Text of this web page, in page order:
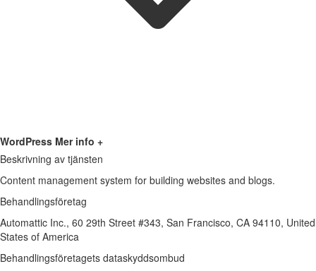
WordPress Mer info +
Beskrivning av tjänsten
Content management system for building websites and blogs.
Behandlingsföretag
Automattic Inc., 60 29th Street #343, San Francisco, CA 94110, United
States of America
Behandlingsföretagets dataskyddsombud